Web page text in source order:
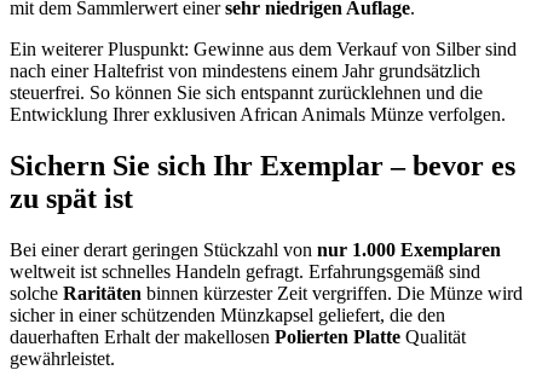
mit dem Sammlerwert einersehr niedrigen Auflage.
Ein weiterer Pluspunkt: Gewinne aus dem Verkauf von Silber sind
nach einer Haltefrist von mindestens einem Jahr grundsätzlich
steuerfrei. So können Sie sich entspannt zurücklehnen und die
Entwicklung Ihrer exklusiven African Animals Münze verfolgen.
Sichern Sie sich Ihr Exemplar – bevor es
zu spät ist
Bei einer derart geringen Stückzahl von nur 1.000 Exemplaren
weltweit ist schnelles Handeln gefragt. Erfahrungsgemäß sind
solche Raritäten binnen kürzester Zeit vergriffen. Die Münze wird
sicher in einer schützenden Münzkapsel geliefert, die den
dauerhaften Erhalt der makellosen Polierten Platte Qualität
gewährleistet.